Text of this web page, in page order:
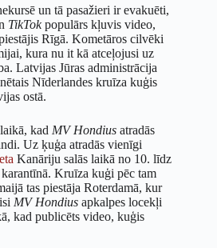
un tā pasažieri ir evakuēti,
TikTokpopulārs kļuvis video,
Rīgā. Kometāros cilvēki
kura nu it kā atceļojusi uz
Latvijas Jūras administrācija
Nīderlandes kruīza kuģis
ostā.
kad MV Hondius atradās
Uz ķuģa atradās vienīgi
Kanāriju salās laikā no 10. līdz
Kruīza kuģi pēc tam
tas piestāja Roterdamā, kur
MV Hondius apkalpes locekļi
kad publicēts video, kuģis